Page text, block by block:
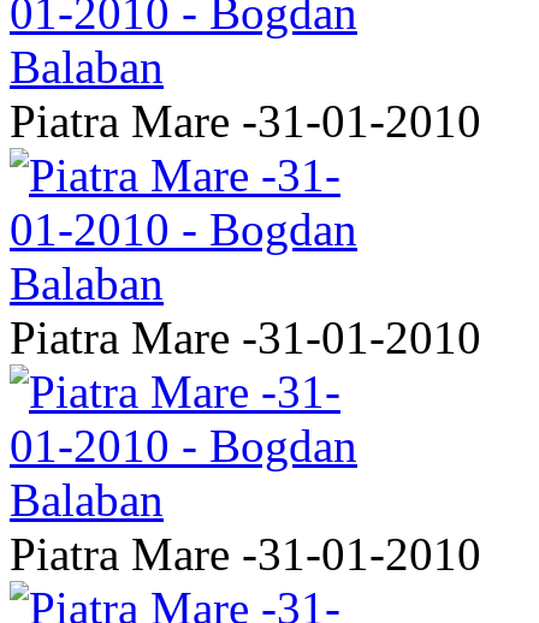
Piatra Mare -31-01-2010
Piatra Mare -31-01-2010
Piatra Mare -31-01-2010